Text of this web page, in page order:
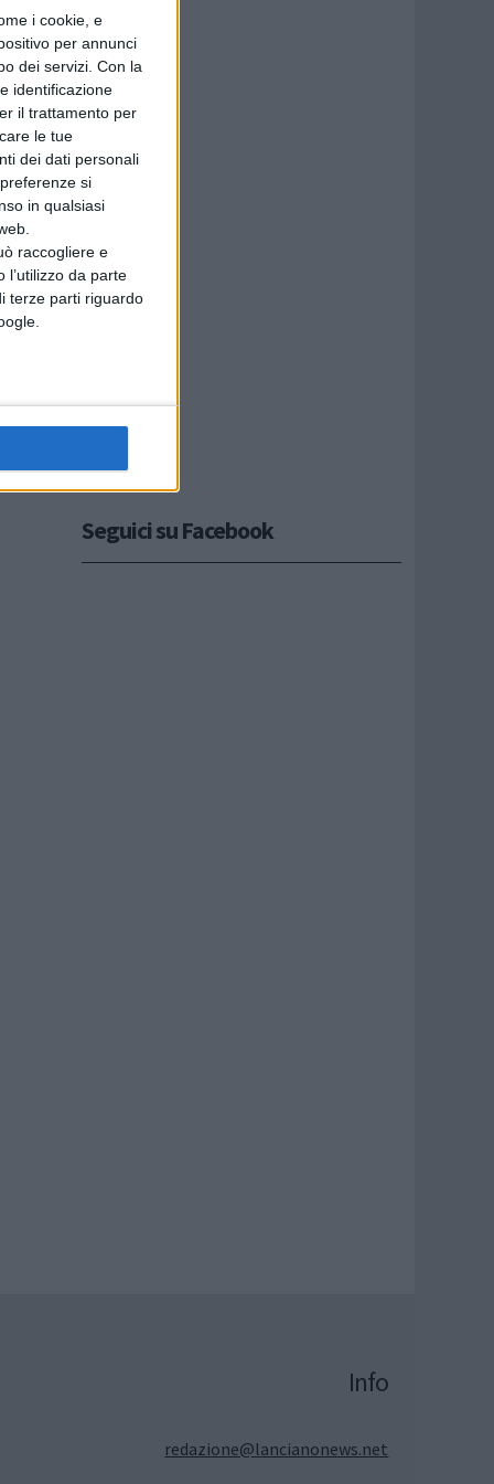
i cookie, e
per annunci
dei servizi. Con la
identificazione
il trattamento per
le tue
dei dati personali
si
in qualsiasi
raccogliere e
da parte
terze parti riguardo
Seguici su Facebook
Info
redazione@lancianonews.net